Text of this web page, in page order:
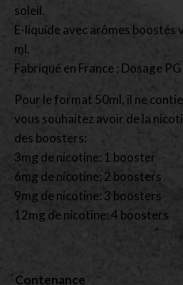
soleil.
E-liquide avec arômes boostés
ml.
Fabriqué en France ; Dosage
Pour le format 50ml, il ne
vous souhaitez avoir de la
des boosters:
3mg de nicotine: 1 booster
6mg de nicotine: 2 boosters
9mg de nicotine: 3 boosters
12mg de nicotine: 4 boosters
Contenance